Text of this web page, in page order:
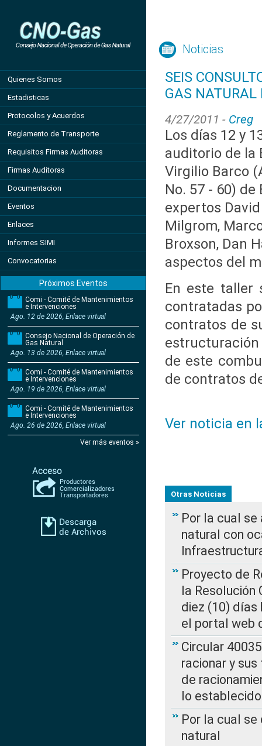
Quienes Somos
Estadisticas
Protocolos y Acuerdos
Reglamento de Transporte
Requisitos Firmas Auditoras
Firmas Auditoras
Documentacion
Eventos
Enlaces
Informes SIMI
Convocatorias
Próximos Eventos
Comi - Comité de Mantenimientos
e Intervenciones
Ago. 12 de 2026, Enlace virtual
Consejo Nacional de Operación de
Gas Natural
Ago. 13 de 2026, Enlace virtual
Comi - Comité de Mantenimientos
e Intervenciones
Ago. 19 de 2026, Enlace virtual
Comi - Comité de Mantenimientos
e Intervenciones
Ago. 26 de 2026, Enlace virtual
Ver más eventos »
Noticias
SEIS
GAS NATURAL
4/27/2011 - Creg
Los días 12 y
auditorio de la
Virgilio Barco
No. 57 - 60) de
expertos
Milgrom,
Broxson, Dan
aspectos del
En este taller
contratadas
contratos de
de este
de contratos
Ver noticia en
Otras Noticias
Por la cual
natural con
Proyecto de
la Resolución
diez (10) días
el portal web
Circular
racionar y
de
lo
Por la cual
natural